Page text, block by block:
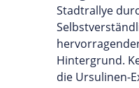
Stadtrallye
Hintergrund.
die Ursulinen-